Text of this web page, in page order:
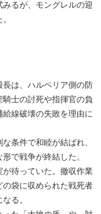
るが、モングレルの迎
長は、ハルペリア側の防
士の討死や指揮官の負
線破壊の失敗を理由に
条件で和睦が結ばれ、
で戦争が終結した。
が待っていた。撤収作業
袋に収められた戦死者
る。